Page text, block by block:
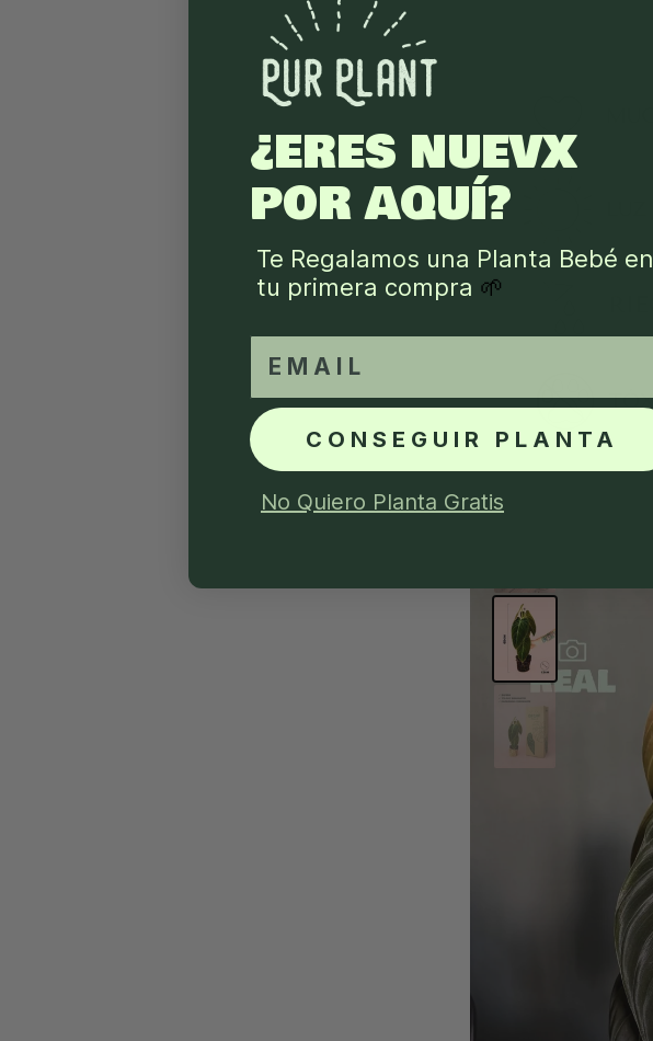
¿ERES NUEVX
POR AQUÍ?
Te Regalamos una Planta Bebé en
tu primera compra 🌱
CONSEGUIR PLANTA
No Quiero Planta Gratis